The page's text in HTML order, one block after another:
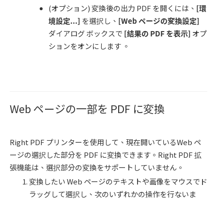
(オプション) 変換後の出力 PDF を開くには、 [環
境設定...] を選択し、 [Webページの変換設定]
ダイアログ ボックスで [結果の PDFを表示] オプ
ションをオンにします 。
Web ページの一部を PDF に変換
Right PDF プリンターを使用して、現在開いているWeb ペ
ージの選択した部分を PDF に変換できます。Right PDF 拡
張機能は、選択部分の変換をサポートしていません。
変換したい Web ページのテキストや画像をマウスでド
ラッグして選択し、次のいずれかの操作を行ないま